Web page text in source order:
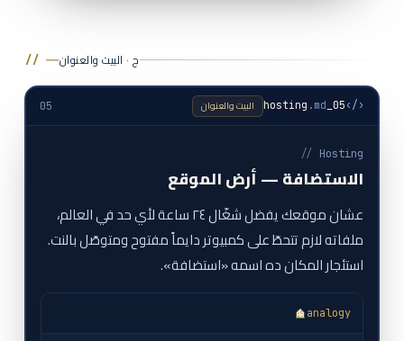
// ──ج · البيت والعنوان
‹/›
05_hosting
.md البيت والعنوان 05
// Hosting
الاستضافة — أرض الموقع
عشان موقعك يفضل شغّال ٢٤ ساعة لأي حد في العالم،
ملفاته لازم تتحطّ على كمبيوتر دايماً مفتوح ومتوصّل بالنت.
استئجار المكان ده اسمه «استضافة».
analogy